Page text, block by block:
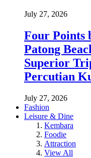
July 27, 2026
Four Points
Patong
Superior
Percutian
July 27, 2026
Fashion
Leisure & Dine
Kembara
Foodie
Attraction
View All